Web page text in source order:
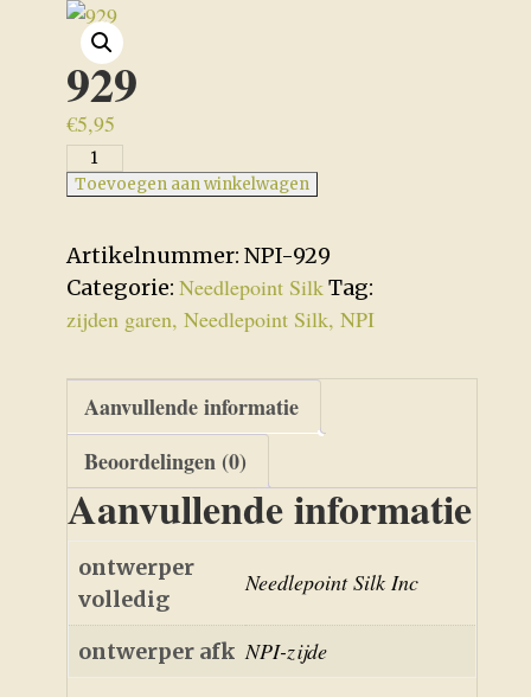
929
€5,95
929
aantal
Toevoegen aan winkelwagen
Artikelnummer: NPI-929
Categorie: Needlepoint SilkTag:
zijden garen, Needlepoint Silk, NPI
Aanvullende informatie
Beoordelingen (0)
Aanvullende informatie
ontwerper
volledig
Needlepoint Silk Inc
ontwerper afk NPI-zijde